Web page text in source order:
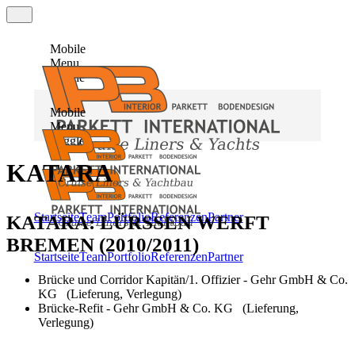
Mobile
Menu
Toggle
StartseiteTeamPortfolioReferenzenPartner
Mobile
Menu
Toggle
StartseiteTeamPortfolioReferenzenPartner
KATARA
KATARA: LÜRSSEN WERFT
BREMEN (2010/2011)
Brücke und Corridor Kapitän/1. Offizier - Gehr GmbH & Co.
KG (Lieferung, Verlegung)
Brücke-Refit - Gehr GmbH & Co. KG (Lieferung,
Verlegung)